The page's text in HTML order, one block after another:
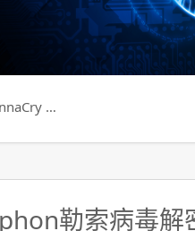
…
勒索病毒解